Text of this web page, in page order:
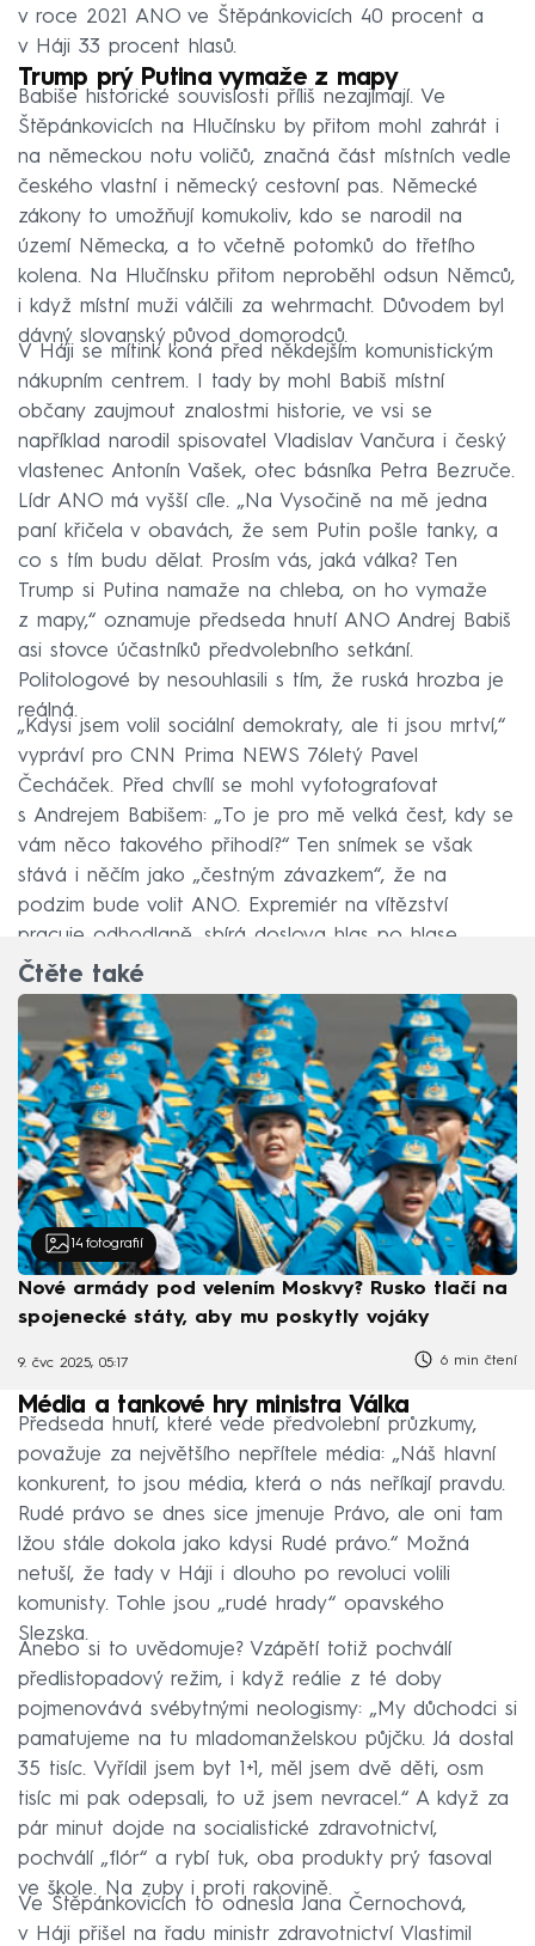
v roce 2021 ANO ve Štěpánkovicích 40 procent a
v Háji 33 procent hlasů.
Trump prý Putina vymaže z mapy
Babiše historické souvislosti příliš nezajímají. Ve
Štěpánkovicích na Hlučínsku by přitom mohl zahrát i
na německou notu voličů, značná část místních vedle
českého vlastní i německý cestovní pas. Německé
zákony to umožňují komukoliv, kdo se narodil na
území Německa, a to včetně potomků do třetího
kolena. Na Hlučínsku přitom neproběhl odsun Němců,
i když místní muži válčili za wehrmacht. Důvodem byl
dávný slovanský původ domorodců.
V Háji se mítink koná před někdejším komunistickým
nákupním centrem. I tady by mohl Babiš místní
občany zaujmout znalostmi historie, ve vsi se
například narodil spisovatel Vladislav Vančura i český
vlastenec Antonín Vašek, otec básníka Petra Bezruče.
Lídr ANO má vyšší cíle. „Na Vysočině na mě jedna
paní křičela v obavách, že sem Putin pošle tanky, a
co s tím budu dělat. Prosím vás, jaká válka? Ten
Trump si Putina namaže na chleba, on ho vymaže
z mapy,“ oznamuje předseda hnutí ANO Andrej Babiš
asi stovce účastníků předvolebního setkání.
Politologové by nesouhlasili s tím, že ruská hrozba je
reálná.
„Kdysi jsem volil sociální demokraty, ale ti jsou mrtví,“
vypráví pro CNN Prima NEWS 76letý Pavel
Čecháček. Před chvílí se mohl vyfotografovat
s Andrejem Babišem: „To je pro mě velká čest, kdy se
vám něco takového přihodí?“ Ten snímek se však
stává i něčím jako „čestným závazkem“, že na
podzim bude volit ANO. Expremiér na vítězství
pracuje odhodlaně, sbírá doslova hlas po hlase.
Čtěte také
14 fotografií
Nové armády pod velením Moskvy? Rusko tlačí na
spojenecké státy, aby mu poskytly vojáky
9. čvc 2025, 05:17 6 min čtení
Média a tankové hry ministra Válka
Předseda hnutí, které vede předvolební průzkumy,
považuje za největšího nepřítele média: „Náš hlavní
konkurent, to jsou média, která o nás neříkají pravdu.
Rudé právo se dnes sice jmenuje Právo, ale oni tam
lžou stále dokola jako kdysi Rudé právo.“ Možná
netuší, že tady v Háji i dlouho po revoluci volili
komunisty. Tohle jsou „rudé hrady“ opavského
Slezska.
Anebo si to uvědomuje? Vzápětí totiž pochválí
předlistopadový režim, i když reálie z té doby
pojmenovává svébytnými neologismy: „My důchodci si
pamatujeme na tu mladomanželskou půjčku. Já dostal
35 tisíc. Vyřídil jsem byt 1+1, měl jsem dvě děti, osm
tisíc mi pak odepsali, to už jsem nevracel.“ A když za
pár minut dojde na socialistické zdravotnictví,
pochválí „flór“ a rybí tuk, oba produkty prý fasoval
ve škole. Na zuby i proti rakovině.
Ve Štěpánkovicích to odnesla Jana Černochová,
v Háji přišel na řadu ministr zdravotnictví Vlastimil